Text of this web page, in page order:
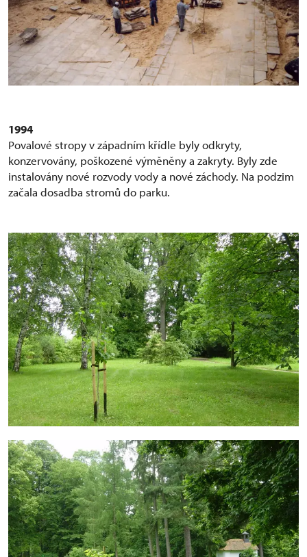
1994
Povalové stropy v západním křídle byly odkryty,
konzervovány, poškozené výměněny a zakryty. Byly zde
instalovány nové rozvody vody a nové záchody. Na podzim
začala dosadba stromů do parku.